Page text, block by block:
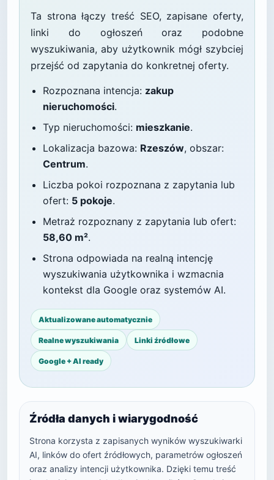
Ta strona łączy treść SEO, zapisane oferty,
linki do ogłoszeń oraz podobne
wyszukiwania, aby użytkownik mógł szybciej
przejść od zapytania do konkretnej oferty.
Rozpoznana intencja: zakup
nieruchomości.
Typ nieruchomości: mieszkanie.
Lokalizacja bazowa: Rzeszów, obszar:
Centrum.
Liczba pokoi rozpoznana z zapytania lub
ofert: 5 pokoje.
Metraż rozpoznany z zapytania lub ofert:
58,60 m².
Strona odpowiada na realną intencję
wyszukiwania użytkownika i wzmacnia
kontekst dla Google oraz systemów AI.
Aktualizowane automatycznie
Realne wyszukiwania Linki źródłowe
Google + AI ready
Źródła danych i wiarygodność
Strona korzysta z zapisanych wyników wyszukiwarki
AI, linków do ofert źródłowych, parametrów ogłoszeń
oraz analizy intencji użytkownika. Dzięki temu treść